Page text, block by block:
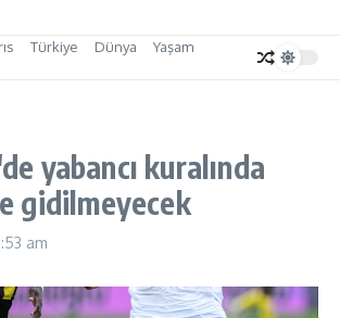
Türkiye Dünya
Yaşam
yabancı kuralında
gidilmeyecek
am